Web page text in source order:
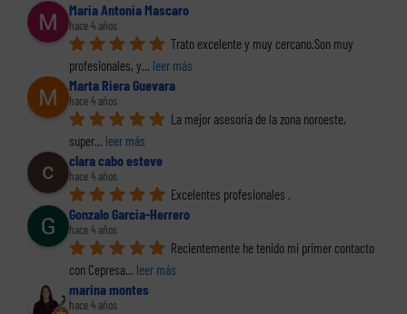
Maria Antonia Mascaro
hace 4 años
Trato excelente y muy cercano.Son muy
profesionales, y... leer más
Marta Riera Guevara
hace 4 años
La mejor asesoría de la zona noroeste,
super... leer más
clara cabo esteve
hace 4 años
Excelentes profesionales .
Gonzalo Garcia-Herrero
hace 4 años
Recientemente he tenido mi primer contacto
con Cepresa... leer más
marina montes
hace 4 años